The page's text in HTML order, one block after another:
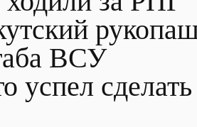
ВСУ
успел